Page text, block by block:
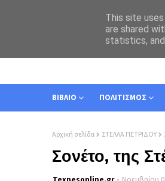
ΣΧΕΤΙΚΑ
ΒΙΒΛΙΟ ΠΟΛΙΤΙΣΜΟΣ
Αρχική σελίδα ΣΤΕΛΛΑ ΠΕΤΡΙΔΟΥ
Σονέτο, της
This site
are shared
statistics,